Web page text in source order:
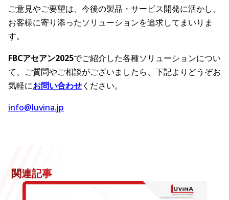
ご意見やご要望は、今後の製品・サービス開発に活かし、
お客様に寄り添ったソリューションを追求してまいりま
す。
FBCアセアン2025でご紹介した各種ソリューションについ
て、ご質問やご相談がございましたら、下記よりどうぞお
気軽にお問い合わせください。
info@luvina.jp
関連記事